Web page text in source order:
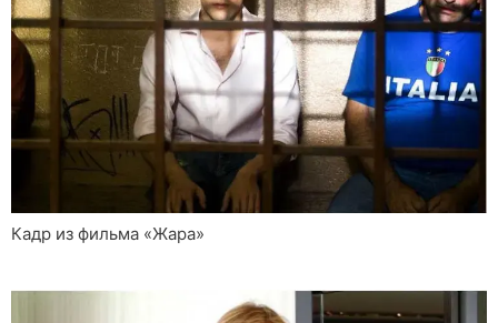
Кадр из фильма «Жара»